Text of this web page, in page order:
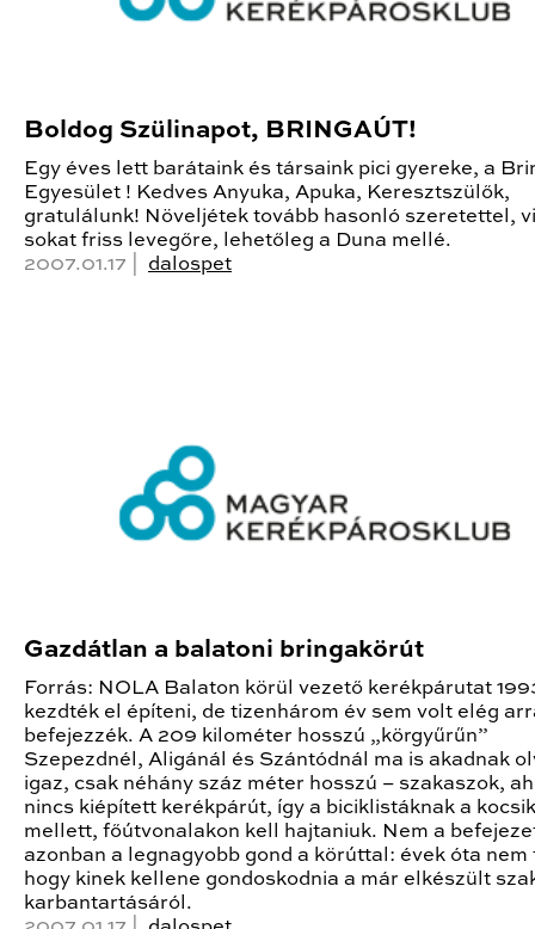
Boldog Szülinapot, BRINGAÚT!
Egy éves lett barátaink és társaink pici gyereke, a
Egyesület ! Kedves Anyuka, Apuka, Keresztszülők,
gratulálunk! Növeljétek tovább hasonló szeretettel,
sokat friss levegőre, lehetőleg a Duna mellé.
2007.01.17 | dalospet
Gazdátlan a balatoni bringakörút
Forrás: NOLA Balaton körül vezető kerékpárutat
kezdték el építeni, de tizenhárom év sem volt elég
befejezzék. A 209 kilométer hosszú „körgyűrűn”
Szepezdnél, Aligánál és Szántódnál ma is akadnak
igaz, csak néhány száz méter hosszú – szakaszok,
nincs kiépített kerékpárút, így a biciklistáknak a kocsik
mellett, főútvonalakon kell hajtaniuk. Nem a
azonban a legnagyobb gond a körúttal: évek óta nem
hogy kinek kellene gondoskodnia a már elkészült
karbantartásáról.